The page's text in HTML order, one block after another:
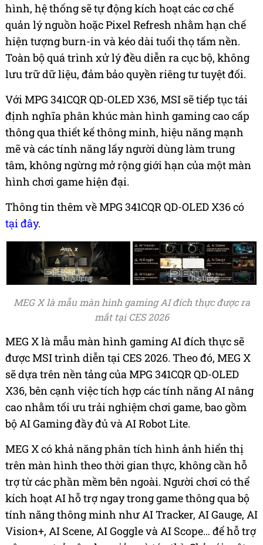
hình, hệ thống sẽ tự động kích hoạt các cơ chế
quản lý nguồn hoặc Pixel Refresh nhằm hạn chế
hiện tượng burn-in và kéo dài tuổi thọ tấm nền.
Toàn bộ quá trình xử lý đều diễn ra cục bộ, không
lưu trữ dữ liệu, đảm bảo quyền riêng tư tuyệt đối.
Với MPG 341CQR QD-OLED X36, MSI sẽ tiếp tục tái
định nghĩa phân khúc màn hình gaming cao cấp
thông qua thiết kế thông minh, hiệu năng mạnh
mẽ và các tính năng lấy người dùng làm trung
tâm, không ngừng mở rộng giới hạn của một màn
hình chơi game hiện đại.
Thông tin thêm về MPG 341CQR QD-OLED X36 có
tại đây.
MEG X là mẫu màn hình gaming AI đích thực được ra
mắt tại CES 2026
MEG X là mẫu màn hình gaming AI đích thực sẽ
được MSI trình diễn tại CES 2026. Theo đó, MEG X
sẽ dựa trên nền tảng của MPG 341CQR QD-OLED
X36, bên cạnh việc tích hợp các tính năng AI nâng
cao nhằm tối ưu trải nghiệm chơi game, bao gồm
bộ AI Gaming đầy đủ và AI Robot Lite.
MEG X có khả năng phân tích hình ảnh hiển thị
trên màn hình theo thời gian thực, không cần hỗ
trợ từ các phần mềm bên ngoài. Người chơi có thể
kích hoạt AI hỗ trợ ngay trong game thông qua bộ
tính năng thông minh như AI Tracker, AI Gauge, AI
Vision+, AI Scene, AI Goggle và AI Scope… để hỗ trợ